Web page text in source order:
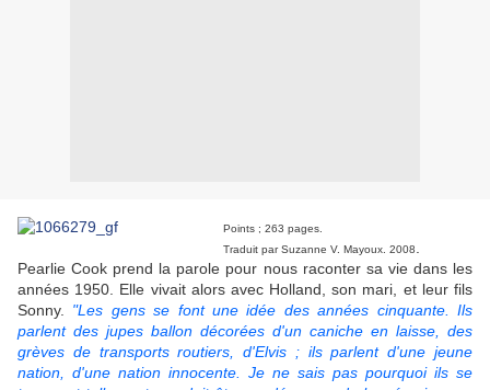
Points ; 263 pages.
Traduit par Suzanne V. Mayoux. 2008
Pearlie Cook prend la parole pour nous raconter sa vie dans les
années 1950. Elle vivait alors avec Holland, son mari, et leur fils
Sonny. "Les gens se font une idée des années cinquante. Ils
parlent des jupes ballon décorées d'un caniche en laisse, des
grèves de transports routiers, d'Elvis ; ils parlent d'une jeune
nation, d'une nation innocente. Je ne sais pas pourquoi ils se